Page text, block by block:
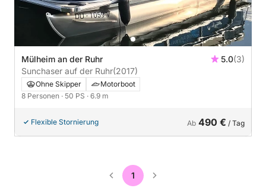
Mülheim an der Ruhr 5.0(3)
Sunchaser auf der Ruhr(2017)
Ohne Skipper
Motorboot
8 Personen · 50 PS · 6.9 m
Flexible Stornierung Ab 490 € / Tag
1